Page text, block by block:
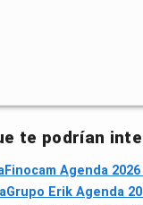
te podrían
Finocam Agenda
Grupo Erik Agenda